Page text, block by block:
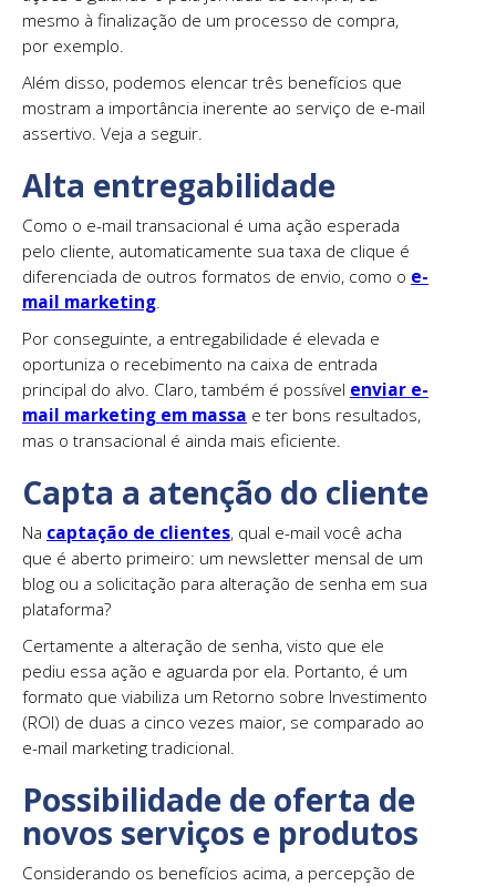
mesmo à finalização de um processo de compra,
por exemplo.
Além disso, podemos elencar três benefícios que
mostram a importância inerente ao serviço de e-mail
assertivo. Veja a seguir.
Alta entregabilidade
Como o e-mail transacional é uma ação esperada
pelo cliente, automaticamente sua taxa de clique é
diferenciada de outros formatos de envio, como o e-
mail marketing.
Por conseguinte, a entregabilidade é elevada e
oportuniza o recebimento na caixa de entrada
principal do alvo. Claro, também é possível enviar e-
mail marketing em massa e ter bons resultados,
mas o transacional é ainda mais eficiente.
Capta a atenção do cliente
Na captação de clientes, qual e-mail você acha
que é aberto primeiro: um newsletter mensal de um
blog ou a solicitação para alteração de senha em sua
plataforma?
Certamente a alteração de senha, visto que ele
pediu essa ação e aguarda por ela. Portanto, é um
formato que viabiliza um Retorno sobre Investimento
(ROI) de duas a cinco vezes maior, se comparado ao
e-mail marketing tradicional.
Possibilidade de oferta de
novos serviços e produtos
Considerando os benefícios acima, a percepção de